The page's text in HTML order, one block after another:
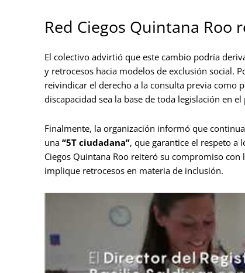
Red Ciegos Quintana Roo
El colectivo advirtió que este cambio podría
y retrocesos hacia modelos de exclusión social.
reivindicar el derecho a la consulta previa como
discapacidad sea la base de toda legislación en el
Finalmente, la organización informó que
una “5T ciudadana”, que garantice el respeto a
Ciegos Quintana Roo reiteró su compromiso
implique retrocesos en materia de inclusión.